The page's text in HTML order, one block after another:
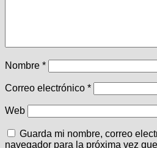
Nombre *
Correo electrónico *
Web
Guarda mi nombre, correo
navegador para la próxima vez